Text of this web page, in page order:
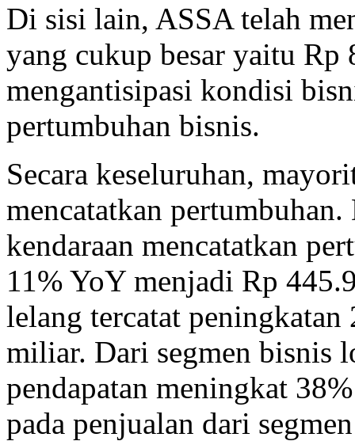
Di sisi lain, ASSA telah
yang cukup besar yaitu
mengantisipasi kondisi
pertumbuhan bisnis.
Secara keseluruhan,
mencatatkan
kendaraan mencatatkan
11% YoY menjadi Rp
lelang tercatat
miliar. Dari segmen bisnis
pendapatan meningkat
pada penjualan dari